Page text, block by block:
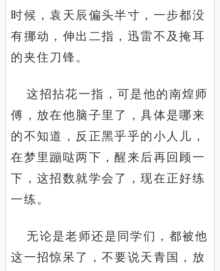
时候，袁天辰偏头半寸，一步都没
有挪动，伸出二指，迅雷不及掩耳
的夹住刀锋。
这招拈花一指，可是他的南煌师
傅，放在他脑子里了，具体是哪来
的不知道，反正黑乎乎的小人儿，
在梦里蹦哒两下，醒来后再回顾一
下，这招数就学会了，现在正好练
一练。
无论是老师还是同学们，都被他
这一招惊呆了，不要说天青国，放